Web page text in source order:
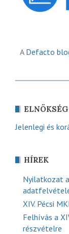
A Defacto
ELNÖKSÉG
Jelenlegi és
HÍREK
Nyilatkozat
XIV. Pécsi
Felhívás a
részvételre